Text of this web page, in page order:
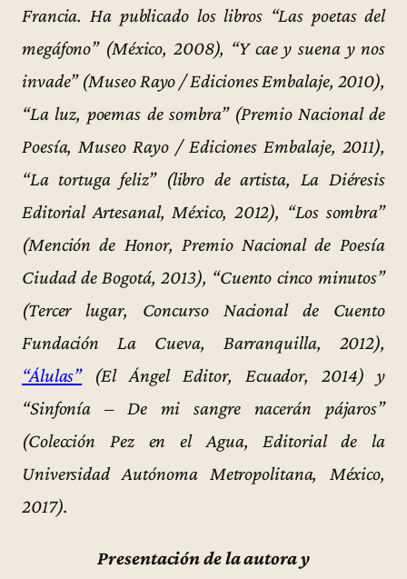
Francia. Ha publicado los libros “Las poetas del
megáfono” (México, 2008), “Y cae y suena y nos
invade” (Museo Rayo / Ediciones Embalaje, 2010),
“La luz, poemas de sombra” (Premio Nacional de
Poesía, Museo Rayo / Ediciones Embalaje, 2011),
“La tortuga feliz” (libro de artista, La Diéresis
Editorial Artesanal, México, 2012), “Los sombra”
(Mención de Honor, Premio Nacional de Poesía
Ciudad de Bogotá, 2013), “Cuento cinco minutos”
(Tercer lugar, Concurso Nacional de Cuento
Fundación La Cueva, Barranquilla, 2012),
“Álulas”(El Ángel Editor, Ecuador, 2014) y
“Sinfonía – De mi sangre nacerán pájaros”
(Colección Pez en el Agua, Editorial de la
Universidad Autónoma Metropolitana, México,
2017).
Presentación de la autora y